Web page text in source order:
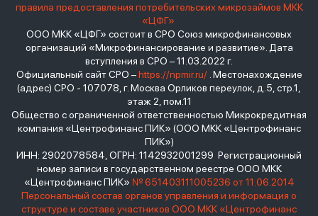
правила предоставления потребительских микрозаймов МКК
«ЦФГ»
ООО МКК «ЦФГ» состоит в СРО Союз микрофинансовых
организаций «Микрофинансирование и развитие». Дата
вступления в СРО – 11.03.2022 г.
Официальный сайт СРО –https://npmir.ru/. Местонахождение
(адрес) СРО - 107078, г. Москва Орликов переулок, д.5, стр.1,
этаж 2, пом.11
Общество с ограниченной ответственностью Микрокредитная
компания «Центрофинанс ПИК» (ООО МКК «Центрофинанс
ПИК»)
ИНН: 2902078584, ОГРН: 1142932001299 Регистрационный
номер записи в государственном реестре ООО МКК
«Центрофинанс ПИК» № 651403111005236 от 11.06.2014
Персональный состав органов управления и информация о
структуре и составе участников ООО МКК «Центрофинанс